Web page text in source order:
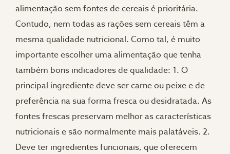
alimentação sem fontes de cereais é prioritária.
Contudo, nem todas as rações sem cereais têm a
mesma qualidade nutricional. Como tal, é muito
importante escolher uma alimentação que tenha
também bons indicadores de qualidade: 1. O
principal ingrediente deve ser carne ou peixe e de
preferência na sua forma fresca ou desidratada. As
fontes frescas preservam melhor as características
nutricionais e são normalmente mais palatáveis. 2.
Deve ter ingredientes funcionais, que oferecem